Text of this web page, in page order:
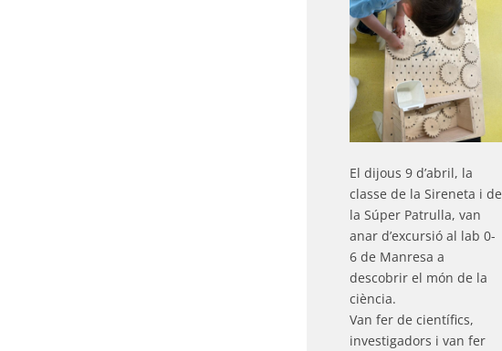
El dijous 9 d’abril, la
classe de la Sireneta i de
la Súper Patrulla, van
anar d’excursió al lab 0-
6 de Manresa a
descobrir el món de la
ciència.
Van fer de científics,
investigadors i van fer